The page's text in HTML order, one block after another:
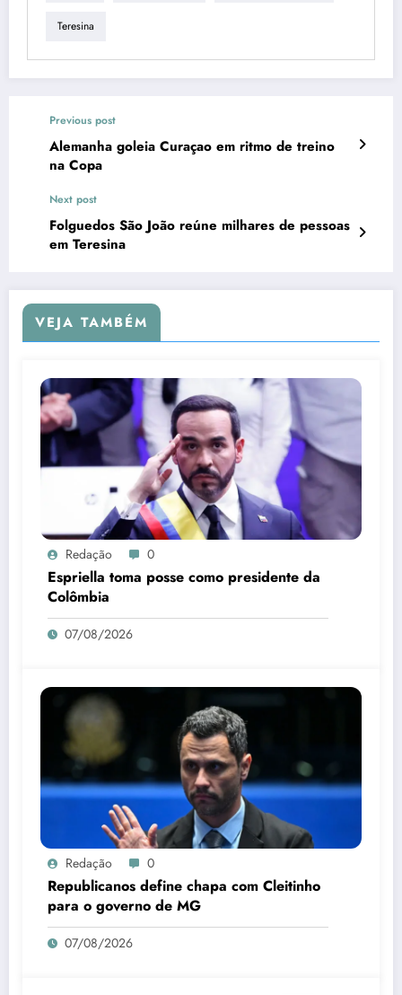
Teresina
Previous post
Alemanha goleia Curaçao em ritmo de treino
na Copa
Next post
Folguedos São João reúne milhares de pessoas
em Teresina
VEJA TAMBÉM
Redação 0
Espriella toma posse como presidente da
Colômbia
07/08/2026
Redação 0
Republicanos define chapa com Cleitinho
para o governo de MG
07/08/2026